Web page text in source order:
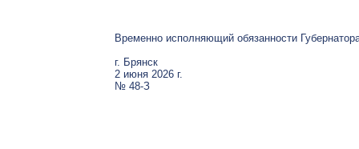
Временно исполняющий обязанности
г. Брянск
2 июня 2026 г.
№ 48-З